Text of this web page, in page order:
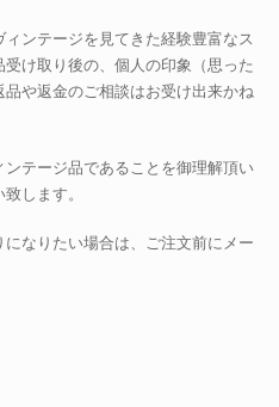
ンテージを見てきた経験豊富なス
け取り後の、個人の印象（思った
や返金のご相談はお受け出来かね
テージ品であることを御理解頂い
します。
なりたい場合は、ご注文前にメー